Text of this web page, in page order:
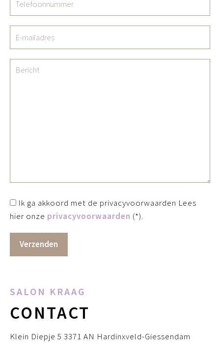
Ik ga akkoord met de privacyvoorwaarden Lees
hier onze privacyvoorwaarden (*).
SALON KRAAG
CONTACT
Klein Diepje 5 3371 AN Hardinxveld-Giessendam